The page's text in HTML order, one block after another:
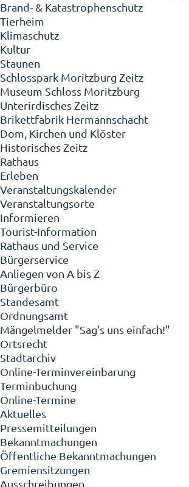
Brand- & Katastrophenschutz
Tierheim
Klimaschutz
Kultur
Staunen
Schlosspark Moritzburg Zeitz
Museum Schloss Moritzburg
Unterirdisches Zeitz
Brikettfabrik Hermannschacht
Dom, Kirchen und Klöster
Historisches Zeitz
Rathaus
Erleben
Veranstaltungskalender
Veranstaltungsorte
Informieren
Tourist-Information
Rathaus und Service
Bürgerservice
Anliegen von A bis Z
Bürgerbüro
Standesamt
Ordnungsamt
Mängelmelder "Sag's uns einfach!"
Ortsrecht
Stadtarchiv
Online-Terminvereinbarung
Terminbuchung
Online-Termine
Aktuelles
Pressemitteilungen
Bekanntmachungen
Öffentliche Bekanntmachungen
Gremiensitzungen
Ausschreibungen